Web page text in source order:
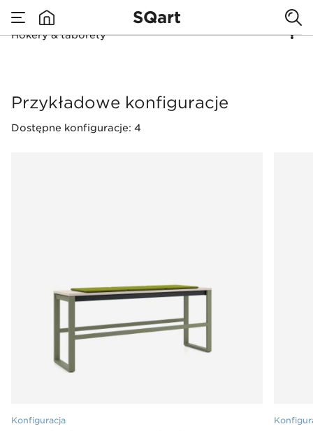
SQart
Hokery & taborety
Hokery & taborety
zarządzanie
wnętrza
Przykładowe konfiguracje
Dostępne konfiguracje: 4
Konfiguracja